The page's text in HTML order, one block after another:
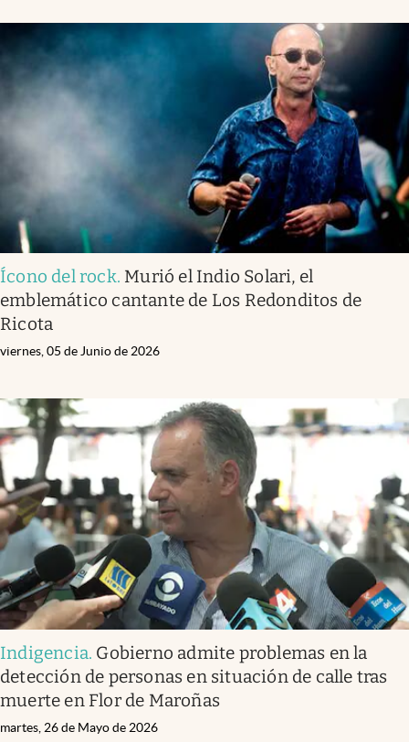
Ícono del rock. Murió el Indio Solari, el
emblemático cantante de Los Redonditos de
Ricota
viernes, 05 de Junio de 2026
Indigencia. Gobierno admite problemas en la
detección de personas en situación de calle tras
muerte en Flor de Maroñas
martes, 26 de Mayo de 2026